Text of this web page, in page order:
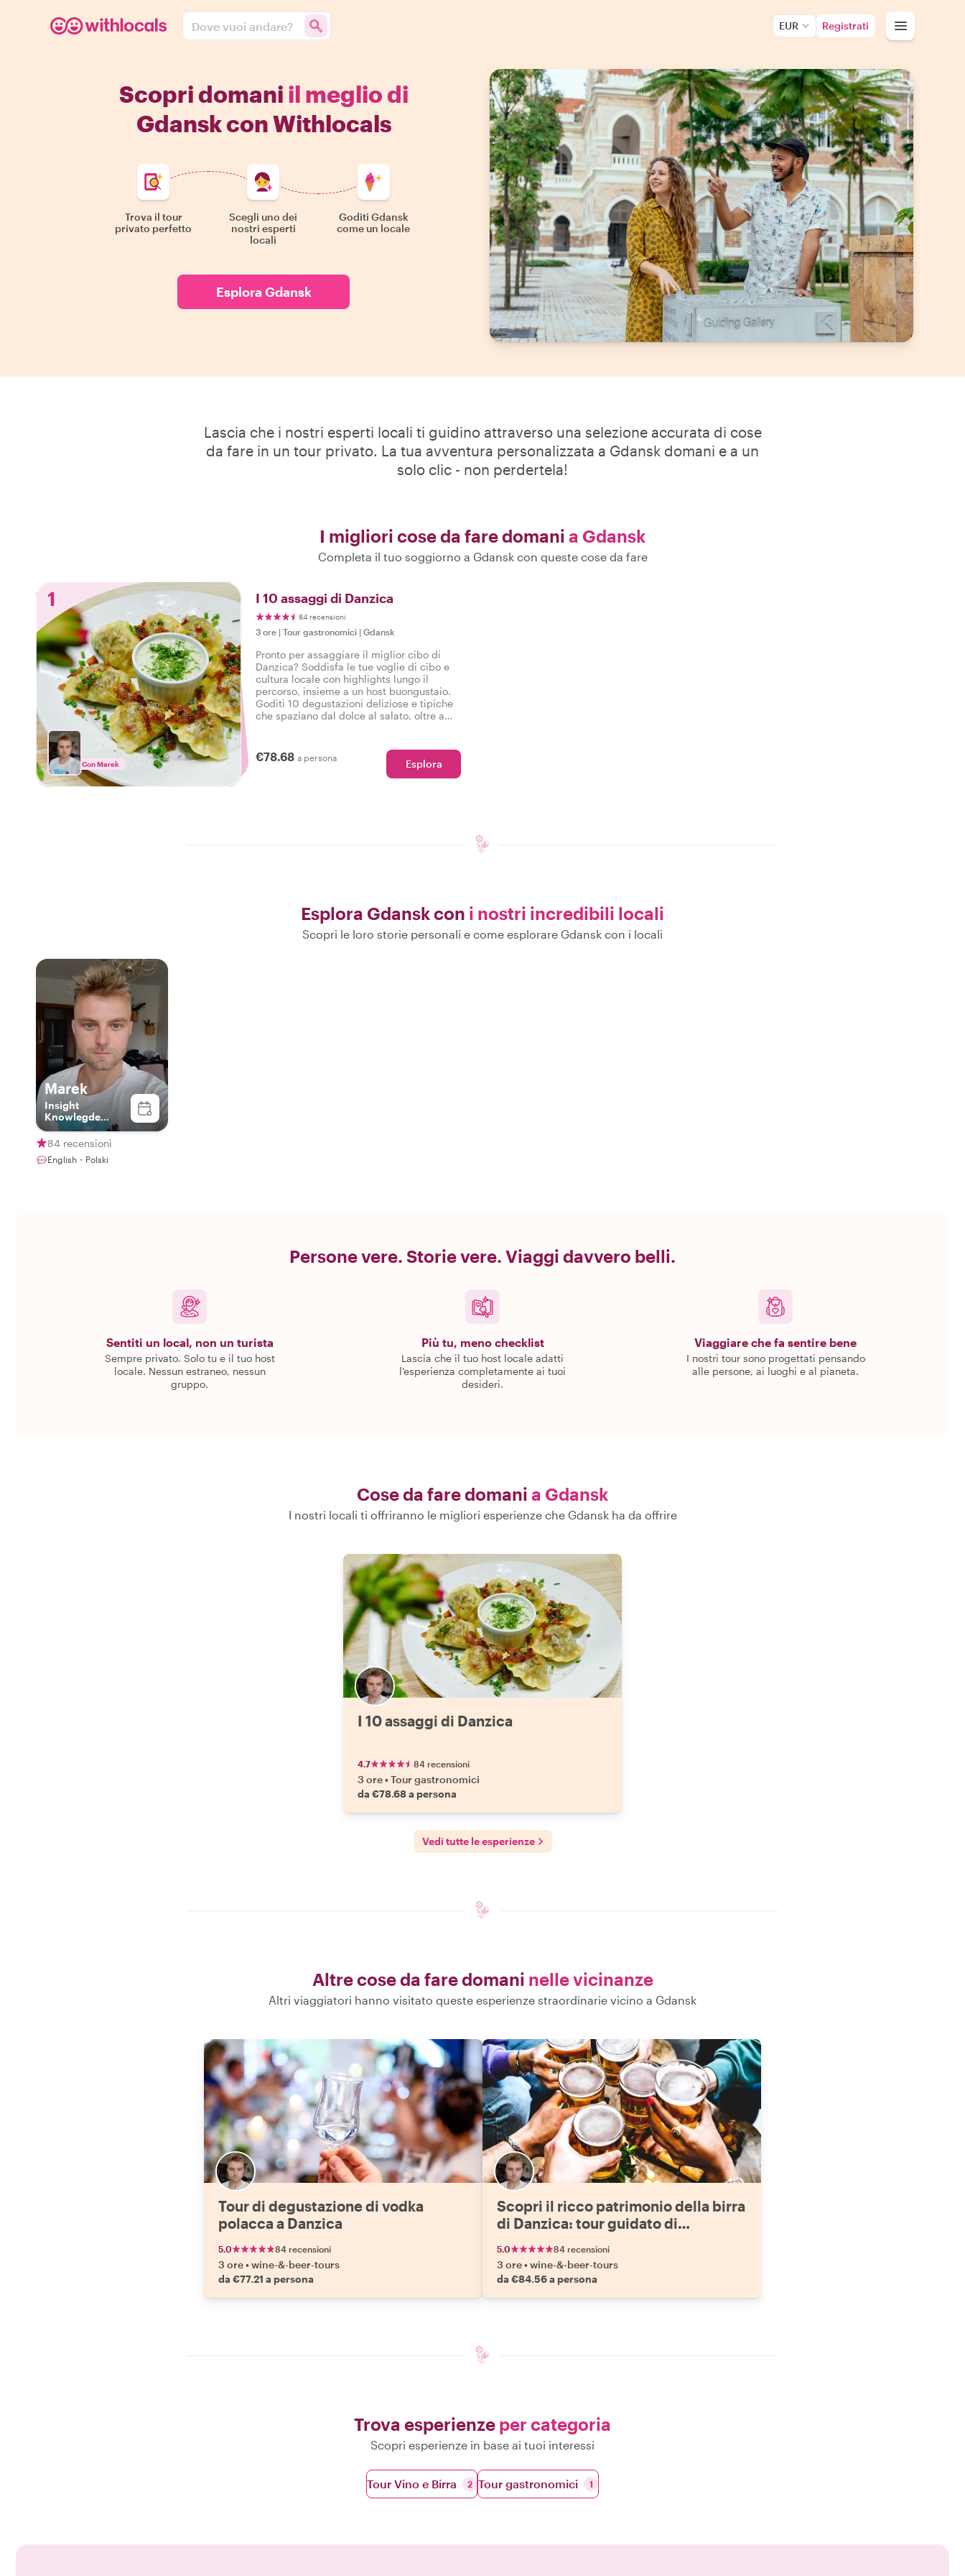
Dove vuoi andare? EUR Registrati
Scopri domani il meglio di
Gdansk con Withlocals
Trova il tour
privato perfetto
Scegli uno dei
nostri esperti
locali
Goditi Gdansk
come un locale
Esplora Gdansk
Lascia che i nostri esperti locali ti guidino attraverso una selezione accurata di cose
da fare in un tour privato. La tua avventura personalizzata a Gdansk domani e a un
solo clic - non perdertela!
I migliori cose da fare domani a Gdansk
Completa il tuo soggiorno a Gdansk con queste cose da fare
1
Con Marek
I 10 assaggi di Danzica
84 recensioni
3 ore | Tour gastronomici | Gdansk
Pronto per assaggiare il miglior cibo di
Danzica? Soddisfa le tue voglie di cibo e
cultura locale con highlights lungo il
percorso, insieme a un host buongustaio.
Goditi 10 degustazioni deliziose e tipiche
che spaziano dal dolce al salato, oltre a
€78.68 a persona Esplora
Esplora Gdansk con i nostri incredibili locali
Scopri le loro storie personali e come esplorare Gdansk con i locali
Marek
Insight
Knowlegde
Specialist
84 recensioni
English・Polski
Persone vere. Storie vere. Viaggi davvero belli.
Sentiti un local, non un turista
Sempre privato. Solo tu e il tuo host
locale. Nessun estraneo, nessun
gruppo.
Più tu, meno checklist
Lascia che il tuo host locale adatti
l'esperienza completamente ai tuoi
desideri.
Viaggiare che fa sentire bene
I nostri tour sono progettati pensando
alle persone, ai luoghi e al pianeta.
Cose da fare domani a Gdansk
I nostri locali ti offriranno le migliori esperienze che Gdansk ha da offrire
I 10 assaggi di Danzica
4.7 84 recensioni
3 ore•Tour gastronomici
da €78.68 a persona
Vedi tutte le esperienze
Altre cose da fare domani nelle vicinanze
Altri viaggiatori hanno visitato queste esperienze straordinarie vicino a Gdansk
Tour di degustazione di vodka
polacca a Danzica
5.0 84 recensioni
3 ore•wine-&-beer-tours
da €77.21 a persona
Scopri il ricco patrimonio della birra
di Danzica: tour guidato di
5.0 84 recensioni
3 ore•wine-&-beer-tours
da €84.56 a persona
Trova esperienze per categoria
Scopri esperienze in base ai tuoi interessi
Tour Vino e Birra 2 Tour gastronomici 1